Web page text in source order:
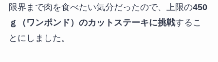
限界まで肉を食べたい気分だったので、上限の450
ｇ（ワンポンド）のカットステーキに挑戦するこ
とにしました。